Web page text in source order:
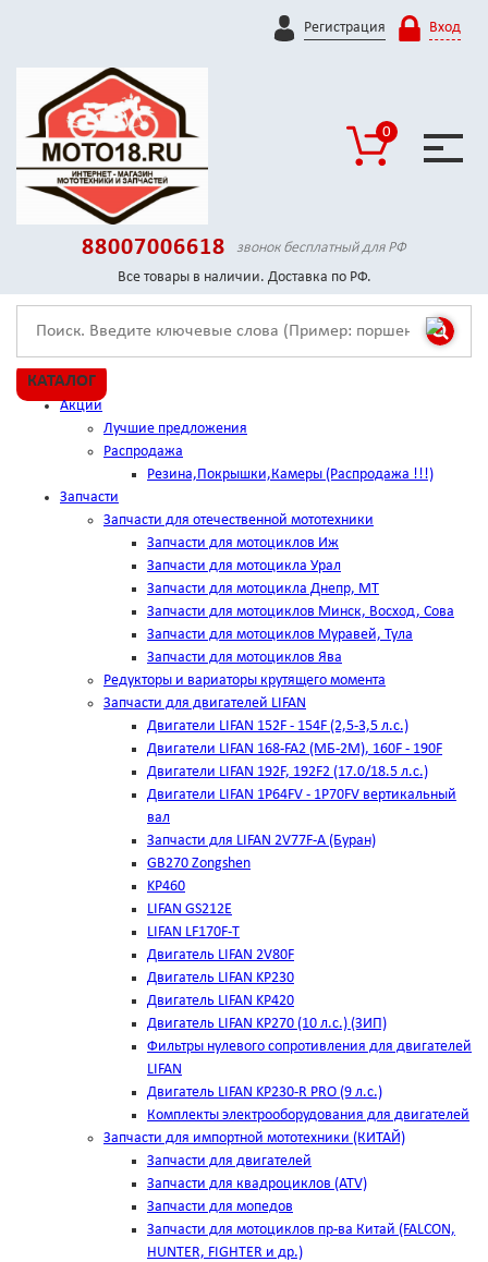
Регистрация Вход
0
88007006618
звонок бесплатный для РФ
Все товары в наличии. Доставка по РФ.
КАТАЛОГ
Акции
Лучшие предложения
Распродажа
Резина,Покрышки,Камеры (Распродажа !!!)
Запчасти
Запчасти для отечественной мототехники
Запчасти для мотоциклов Иж
Запчасти для мотоцикла Урал
Запчасти для мотоцикла Днепр, МТ
Запчасти для мотоциклов Минск, Восход, Сова
Запчасти для мотоциклов Муравей, Тула
Запчасти для мотоциклов Ява
Редукторы и вариаторы крутящего момента
Запчасти для двигателей LIFAN
Двигатели LIFAN 152F - 154F (2,5-3,5 л.с.)
Двигатели LIFAN 168-FA2 (МБ-2М), 160F - 190F
Двигатели LIFAN 192F, 192F2 (17.0/18.5 л.с.)
Двигатели LIFAN 1Р64FV - 1Р70FV вертикальный
вал
Запчасти для LIFAN 2V77F-A (Буран)
GB270 Zongshen
KP460
LIFAN GS212E
LIFAN LF170F-T
Двигатель LIFAN 2V80F
Двигатель LIFAN KP230
Двигатель LIFAN KP420
Двигатель LIFAN KP270 (10 л.с.) (ЗИП)
Фильтры нулевого сопротивления для двигателей
LIFAN
Двигатель LIFAN KP230-R PRO (9 л.с.)
Комплекты электрооборудования для двигателей
Запчасти для импортной мототехники (КИТАЙ)
Запчасти для двигателей
Запчасти для квадроциклов (ATV)
Запчасти для мопедов
Запчасти для мотоциклов пр-ва Китай (FALCON,
HUNTER, FIGHTER и др.)